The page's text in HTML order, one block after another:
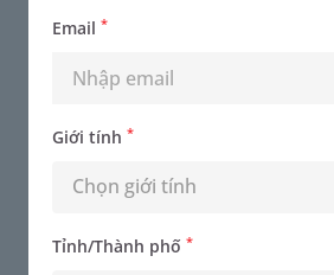
Email *
Giới tính *
Chọn giới tính
Tỉnh/Thành phố *